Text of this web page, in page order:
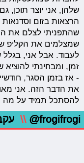
שלהן, אני יוצר תוכן,
הרצאות בזום וסדנאות
שהתפניתי לצלם את
שמצלמים את הקליפ
לעבוד. אבל אני, בגלל
זמן, ומבחינתי
- אז בזמן הסגר,
את הדבר הזה. אני
להסתכל תמיד על מה
@frogifrogi
\\